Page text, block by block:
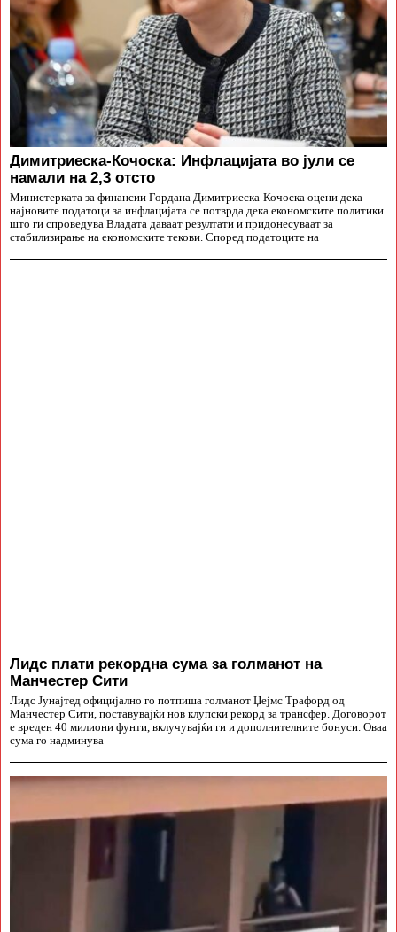
Димитриеска-Кочоска: Инфлацијата во јули се
намали на 2,3 отсто
Министерката за финансии Гордана Димитриеска-Кочоска оцени дека
најновите податоци за инфлацијата се потврда дека економските политики
што ги спроведува Владата даваат резултати и придонесуваат за
стабилизирање на економските текови. Според податоците на
Лидс плати рекордна сума за голманот на
Манчестер Сити
Лидс Јунајтед официјално го потпиша голманот Џејмс Трафорд од
Манчестер Сити, поставувајќи нов клупски рекорд за трансфер. Договорот
е вреден 40 милиони фунти, вклучувајќи ги и дополнителните бонуси. Оваа
сума го надминува